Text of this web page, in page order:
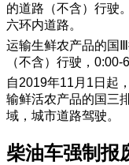
的道路（不含）行驶
六环内道路。
运输生鲜农产品的国
（不含）行驶，0:00-
自2019年11月1日起
输鲜活农产品的国三
域，城市道路驾驶。
柴油车强制报